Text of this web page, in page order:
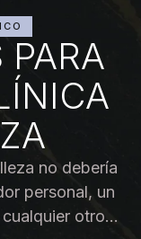
no debería
personal, un
otro